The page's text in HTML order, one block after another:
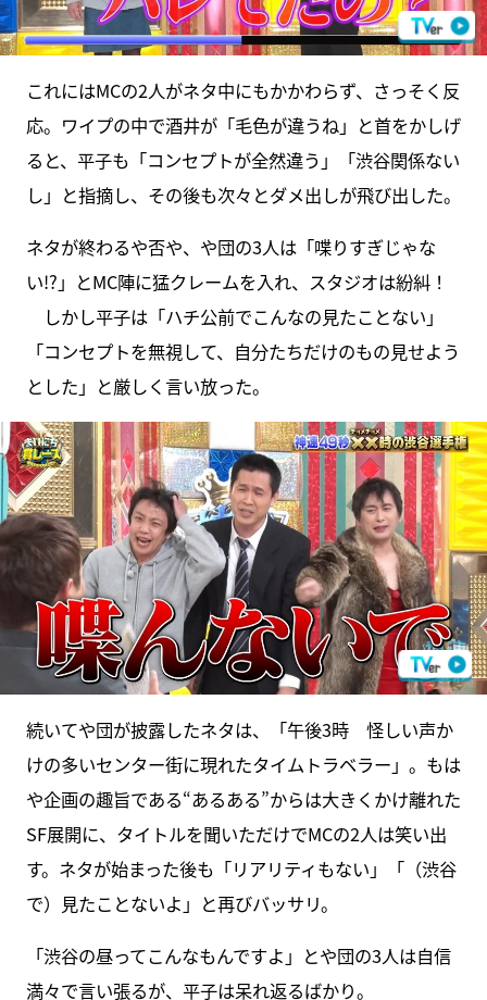
これにはMCの2人がネタ中にもかかわらず、さっそく反
応。ワイプの中で酒井が「毛色が違うね」と首をかしげ
ると、平子も「コンセプトが全然違う」「渋谷関係ない
し」と指摘し、その後も次々とダメ出しが飛び出した。
ネタが終わるや否や、や団の3人は「喋りすぎじゃな
い!?」とMC陣に猛クレームを入れ、スタジオは紛糾！
しかし平子は「ハチ公前でこんなの見たことない」
「コンセプトを無視して、自分たちだけのもの見せよう
とした」と厳しく言い放った。
続いてや団が披露したネタは、「午後3時 怪しい声か
けの多いセンター街に現れたタイムトラベラー」。もは
や企画の趣旨である“あるある”からは大きくかけ離れた
SF展開に、タイトルを聞いただけでMCの2人は笑い出
す。ネタが始まった後も「リアリティもない」「（渋谷
で）見たことないよ」と再びバッサリ。
「渋谷の昼ってこんなもんですよ」とや団の3人は自信
満々で言い張るが、平子は呆れ返るばかり。